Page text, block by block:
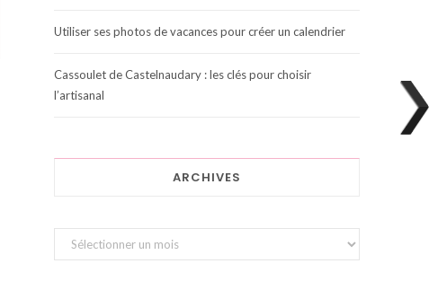
Utiliser ses photos de vacances pour créer un calendrier
Cassoulet de Castelnaudary : les clés pour choisir
l’artisanal
ARCHIVES
Archives